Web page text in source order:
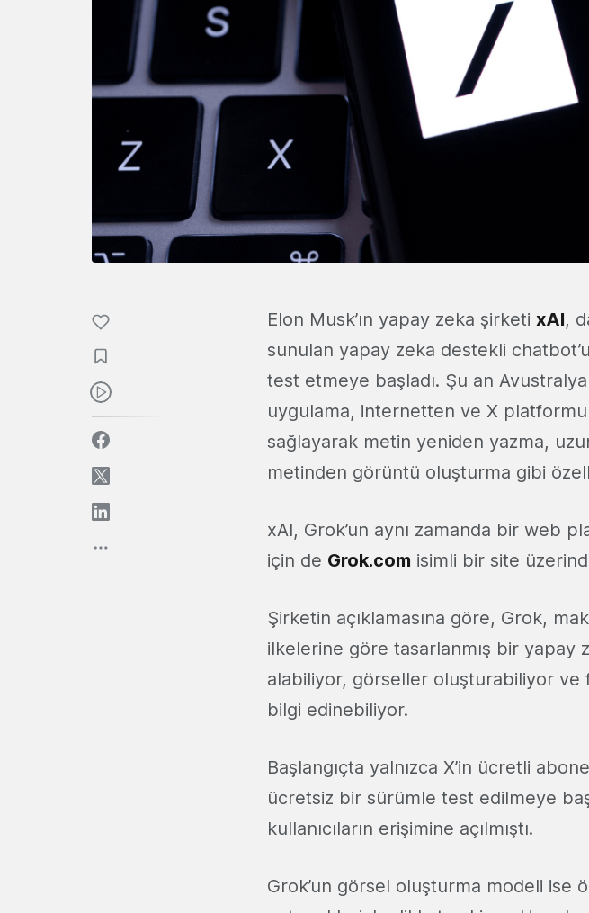
Elon Musk’ın yapay zeka şirketi xAI,
sunulan yapay zeka destekli chatbot’u
test etmeye başladı. Şu an
uygulama, internetten ve X
sağlayarak metin yeniden yazma,
metinden görüntü oluşturma gibi
xAI, Grok’un aynı zamanda bir web
için de Grok.com isimli bir site
Şirketin açıklamasına göre, Grok,
ilkelerine göre tasarlanmış bir yapay
alabiliyor, görseller oluşturabiliyor
bilgi edinebiliyor.
Başlangıçta yalnızca X’in ücretli
ücretsiz bir sürümle test edilmeye
kullanıcıların erişimine açılmıştı.
Grok’un görsel oluşturma modeli ise